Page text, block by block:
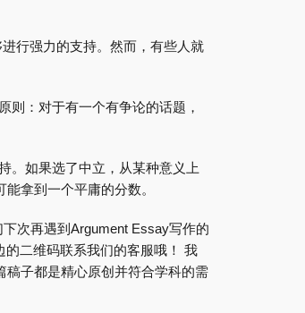
行强力的支持。然而，有些人就
则：对于有一个有争论的话题，
。如果选了中立，从某种意义上
拿到一个平庸的分数。
次再遇到Argument Essay写作的
的二维码联系我们的客服哦！ 我
子都是精心原创并符合学科的需